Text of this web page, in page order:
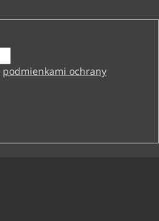
podmienkami ochrany